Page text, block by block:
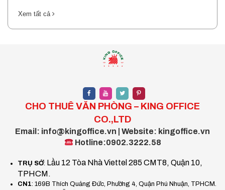
Xem tất cả
CHO THUÊ VĂN PHÒNG – KING OFFICE
CO.,LTD
Email: info@kingoffice.vn | Website: kingoffice.vn
Hotline:0902.3222.58
TRỤ SỞ: Lầu 12 Tòa Nhà Viettel 285 CMT8, Quận 10,
TPHCM.
CN1: 169B Thích Quảng Đức, Phường 4, Quận Phú Nhuận, TPHCM.